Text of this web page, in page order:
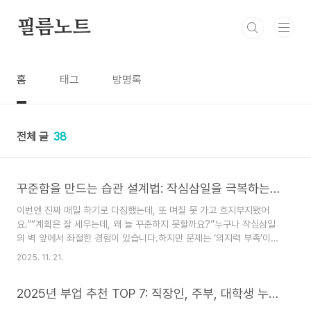
필름노트
홈 태그 방명록
전체 글 38
꾸준함을 만드는 습관 설계법: 작심삼일을 극복하는 5가지 실전 전략
이번엔 진짜 매일 하기로 다짐했는데, 또 며칠 못 가고 흐지부지됐어
요.”“계획은 잘 세우는데, 왜 늘 꾸준하지 못할까요?”누구나 작심삼일
의 벽 앞에서 좌절한 경험이 있습니다.하지만 문제는 ‘의지력 부족’이
아니라, 습관 설계의 방식입니다.꾸준함은 ‘성격’이 아니라 ‘기술’입니
사람들은 정보를 알고 있고, 계획도 잘 세웁니다.하지만 실행하고 지속
2025. 11. 21.
2025년 부업 추천 TOP 7: 직장인, 주부, 대학생 누구나 가능한 사이드잡